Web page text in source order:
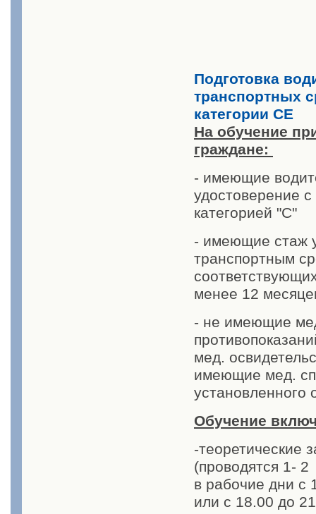
Подготовка
транспортных
категории СЕ
На обучение
граждане:
- имеющие
удостоверение
категорией "С"
- имеющие стаж
транспортным
менее 12
- не имеющие
мед.
имеющие мед.
установленного
Обучение
-теоретические
(проводятся 1-
в рабочие дни с
или с 18.00 до